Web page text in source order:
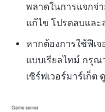
พลาดในการแจกจ่
แก้ไข โปรดลบและ
หากต้องการใช้ฟีเ
แบบเรียลไทม์ กรุณ
เซิร์ฟเวอร์มาร์เก็ต